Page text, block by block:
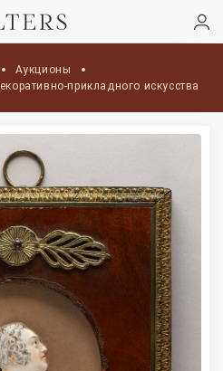
Аукционы
прикладного искусства